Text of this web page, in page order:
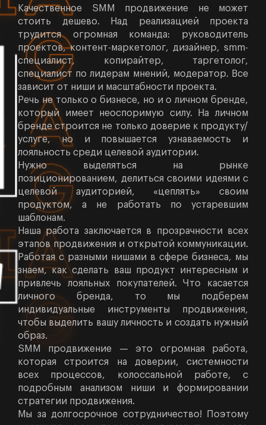
Качественное SMM продвижение не может
стоить дешево. Над реализацией проекта
трудится огромная команда: руководитель
проектов, контент-маркетолог, дизайнер, smm-
специалист, копирайтер, таргетолог,
специалист по лидерам мнений, модератор. Все
зависит от ниши и масштабности проекта.
Речь не только о бизнесе, но и о личном бренде,
который имеет неоспоримую силу. На личном
бренде строится не только доверие к продукту/
услуге, но и повышается узнаваемость и
лояльность среди целевой аудитории.
Нужно выделяться на рынке
позиционированием, делиться своими идеями с
целевой аудиторией, «цеплять» своим
продуктом, а не работать по устаревшим
шаблонам.
Наша работа заключается в прозрачности всех
этапов продвижения и открытой коммуникации.
Работая с разными нишами в сфере бизнеса, мы
знаем, как сделать ваш продукт интересным и
привлечь лояльных покупателей. Что касается
личного бренда, то мы подберем
индивидуальные инструменты продвижения,
чтобы выделить вашу личность и создать нужный
образ.
SMM продвижение — это огромная работа,
которая строится на доверии, системности
всех процессов, колоссальной работе, с
подробным анализом ниши и формировании
стратегии продвижения.
Мы за долгосрочное сотрудничество! Поэтому